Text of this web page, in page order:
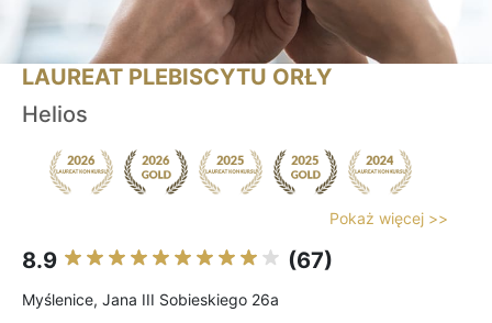
LAUREAT PLEBISCYTU ORŁY
Helios
Pokaż więcej >>
8.9 (67)
Myślenice, Jana III Sobieskiego 26a